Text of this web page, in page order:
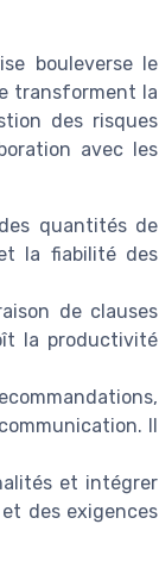
bouleverse le
transforment la
des risques
avec les
quantités de
la fiabilité des
de clauses
la productivité
Il
et intégrer
des exigences